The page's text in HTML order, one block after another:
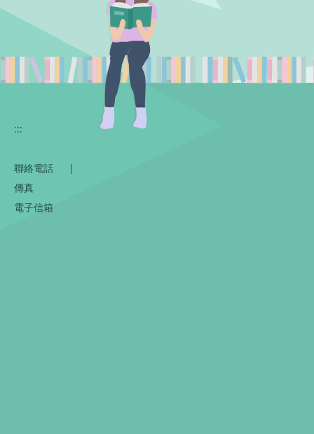
:::
聯絡電話
|
傳真
電子信箱